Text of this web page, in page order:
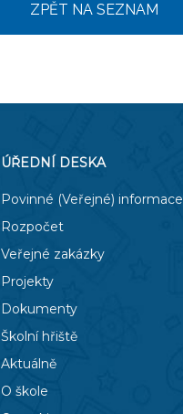
ZPĚT NA SEZNAM
ÚŘEDNÍ DESKA
Povinné (Veřejné) informace
Rozpočet
Veřejné zakázky
Projekty
Dokumenty
Školní hřiště
Aktuálně
O škole